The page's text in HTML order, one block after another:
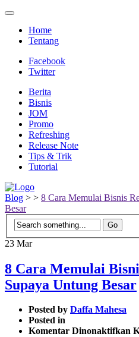
Home
Tentang
Facebook
Twitter
Berita
Bisnis
JOM
Promo
Refreshing
Release Note
Tips & Trik
Tutorial
Blog > > 8 Cara Memulai Bisnis
Besar
23 Mar
8 Cara Memulai
Supaya Untung Besar
Posted by Daffa Mahesa
Posted in
Komentar Dinonaktifkan